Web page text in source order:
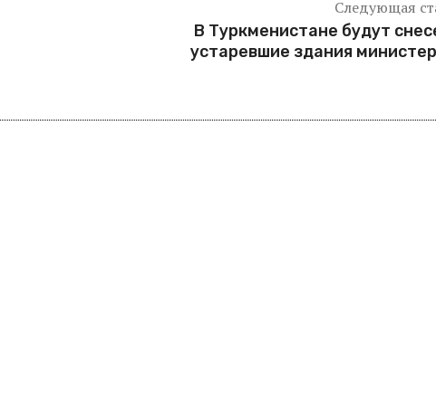
Следующая
В Туркменистане будут
устаревшие здания